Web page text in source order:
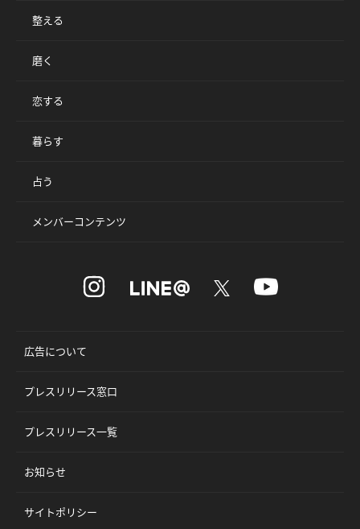
整える
磨く
恋する
暮らす
占う
メンバーコンテンツ
広告について
プレスリリース窓口
プレスリリース一覧
お知らせ
サイトポリシー